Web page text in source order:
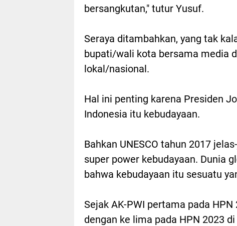
bersangkutan," tutur Yusuf.
Seraya ditambahkan, yang tak
bupati/wali kota bersama media
lokal/nasional.
Hal ini penting karena Presiden
Indonesia itu kebudayaan.
Bahkan UNESCO tahun 2017
super power kebudayaan. Dunia
bahwa kebudayaan itu sesuatu
Sejak AK-PWI pertama pada
dengan ke lima pada HPN 2023